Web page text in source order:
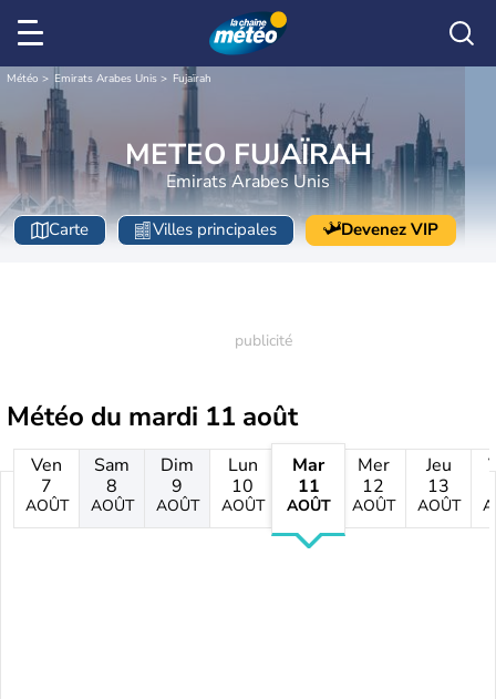
Météo Emirats Arabes Unis Fujaïrah
METEO FUJAÏRAH
Emirats Arabes Unis
Carte Villes principales Devenez VIP
Météo du mardi 11 août
Ven
7
AOÛT
Sam
8
AOÛT
Dim
9
AOÛT
Lun
10
AOÛT
Mar
11
AOÛT
Mer
12
AOÛT
Jeu
13
AOÛT